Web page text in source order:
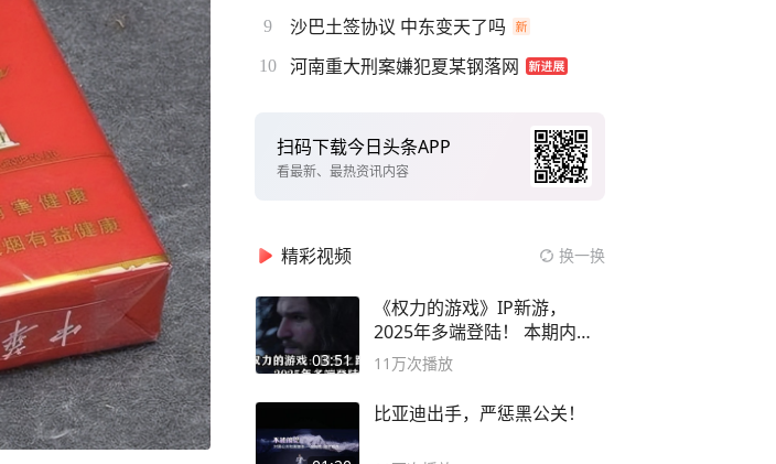
9 沙巴土签协议 中东变天了吗
10 河南重大刑案嫌犯夏某钢落网
扫码下载今日头条APP
看最新、最热资讯内容
精彩视频 换一换
03:51
《权力的游戏》IP新游，
2025年多端登陆！ 本期内容
概要
11万次播放
比亚迪出手，严惩黑公关！